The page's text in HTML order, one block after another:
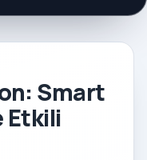
Smart
Etkili